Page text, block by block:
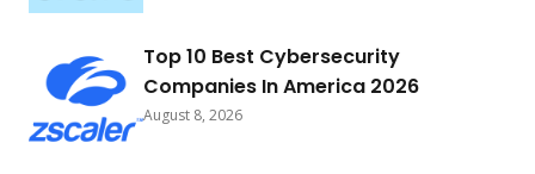
Top 10 Best Cybersecurity
Companies In America 2026
August 8, 2026